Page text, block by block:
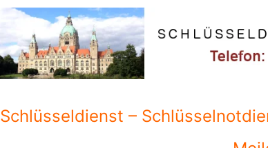
Schlüsseldienst –